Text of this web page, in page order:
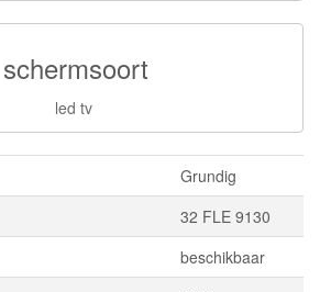
schermsoort
led tv
Grundig
32 FLE 9130
beschikbaar